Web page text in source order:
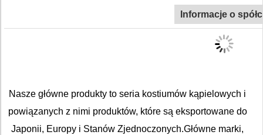
Informacje o
Nasze główne produkty to seria kostiumów kąpielowych i
powiązanych z nimi produktów, które są eksportowane do
Japonii, Europy i Stanów Zjednoczonych.Główne marki,